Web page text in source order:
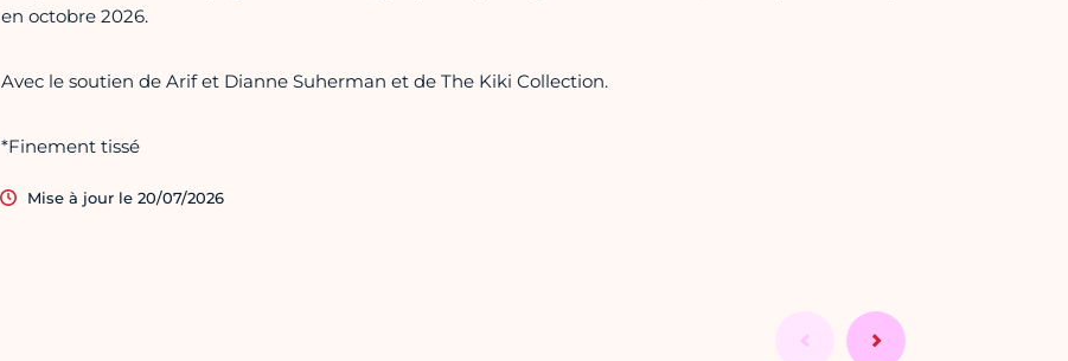
en octobre 2026.
Avec le soutien de Arif et Dianne Suherman et de The Kiki Collection.
*Finement tissé
Mise à jour le 20/07/2026